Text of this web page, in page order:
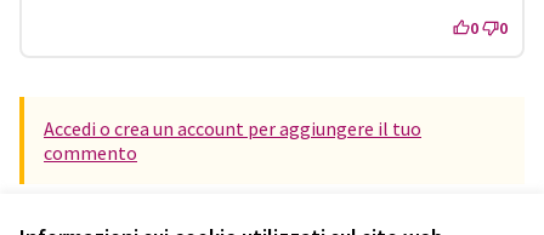
0 0
Accedi o crea un account per aggiungere il tuo
commento